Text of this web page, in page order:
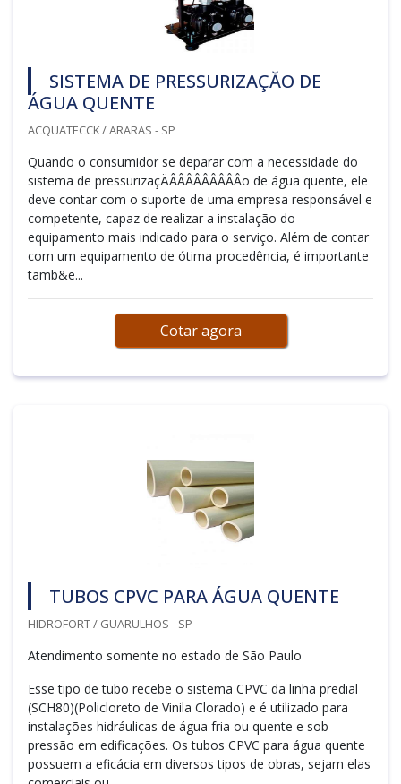
SISTEMA DE PRESSURIZAÇĂO DE
ÁGUA QUENTE
ACQUATECCK / ARARAS - SP
Quando o consumidor se deparar com a necessidade do
sistema de pressurizaçÄÂÂÂÂÂÂÂÂÂo de água quente, ele
deve contar com o suporte de uma empresa responsável e
competente, capaz de realizar a instalação do
equipamento mais indicado para o serviço. Além de contar
com um equipamento de ótima procedência, é importante
tamb&e...
Cotar agora
TUBOS CPVC PARA ÁGUA QUENTE
HIDROFORT / GUARULHOS - SP
Atendimento somente no estado de São Paulo
Esse tipo de tubo recebe o sistema CPVC da linha predial
(SCH80)(Policloreto de Vinila Clorado) e é utilizado para
instalações hidráulicas de água fria ou quente e sob
pressão em edificações. Os tubos CPVC para água quente
possuem a eficácia em diversos tipos de obras, sejam elas